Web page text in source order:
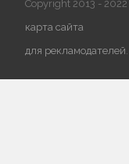
Copyright 2013 -
карта сайта
для рекламодателей